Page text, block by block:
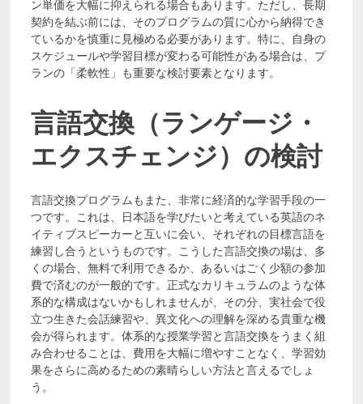
ン単価を大幅に抑えられる場合もあります。ただし、長期
契約を結ぶ前には、そのプログラムの質に心から納得でき
ているかを慎重に見極める必要があります。特に、自身の
スケジュールや学習目標が変わる可能性がある場合は、プ
ランの「柔軟性」も重要な検討要素となります。
言語交換（ランゲージ・
エクスチェンジ）の検討
言語交換プログラムもまた、非常に経済的な学習手段の一
つです。これは、日本語を学びたいと考えている英語のネ
イティブスピーカーと互いに会い、それぞれの目標言語を
練習し合うというものです。こうした言語交換の場は、多
くの場合、無料で利用できるか、あるいはごく少額の参加
費で済むのが一般的です。正式なカリキュラムのような体
系的な構成はないかもしれませんが、その分、実社会で役
立つ生きた会話練習や、異文化への理解を深める貴重な機
会が得られます。体系的な授業学習と言語交換をうまく組
み合わせることは、費用を大幅に増やすことなく、学習効
果をさらに高めるための素晴らしい方法と言えるでしょ
う。